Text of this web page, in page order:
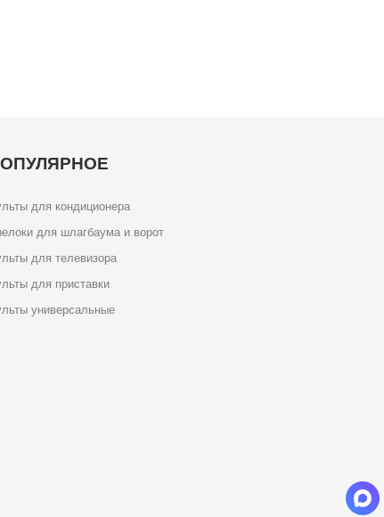
для кондиционера
для шлагбаума и ворот
для телевизора
для приставки
универсальные